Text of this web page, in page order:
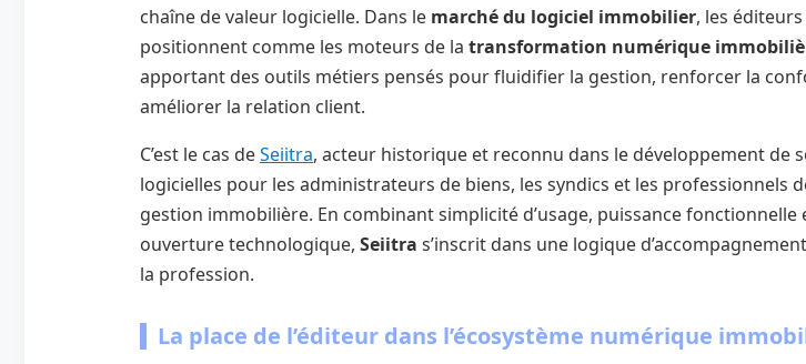
chaîne de valeur logicielle. Dans le marché du logiciel immobilier, les éditeurs
positionnent comme les moteurs de la transformation numérique
apportant des outils métiers pensés pour fluidifier la gestion, renforcer la
améliorer la relation client.
C’est le cas deSeiitra, acteur historique et reconnu dans le développement de
logicielles pour les administrateurs de biens, les syndics et les professionnels
gestion immobilière. En combinant simplicité d’usage, puissance fonctionnelle
ouverture technologique, Seiitra s’inscrit dans une logique
la profession.
La place de l’éditeur dans l’écosystème numérique